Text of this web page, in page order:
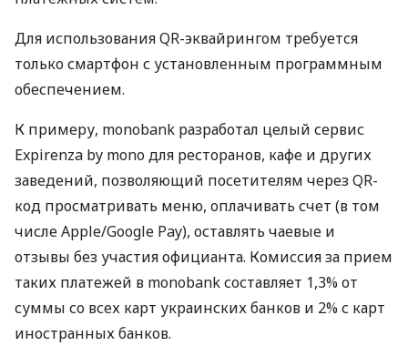
Для использования QR-эквайрингом требуется
только смартфон с установленным программным
обеспечением.
К примеру, monobank разработал целый сервис
Expirenza by mono для ресторанов, кафе и других
заведений, позволяющий посетителям через QR-
код просматривать меню, оплачивать счет (в том
числе Apple/Google Pay), оставлять чаевые и
отзывы без участия официанта. Комиссия за прием
таких платежей в monobank составляет 1,3% от
суммы со всех карт украинских банков и 2% с карт
иностранных банков.